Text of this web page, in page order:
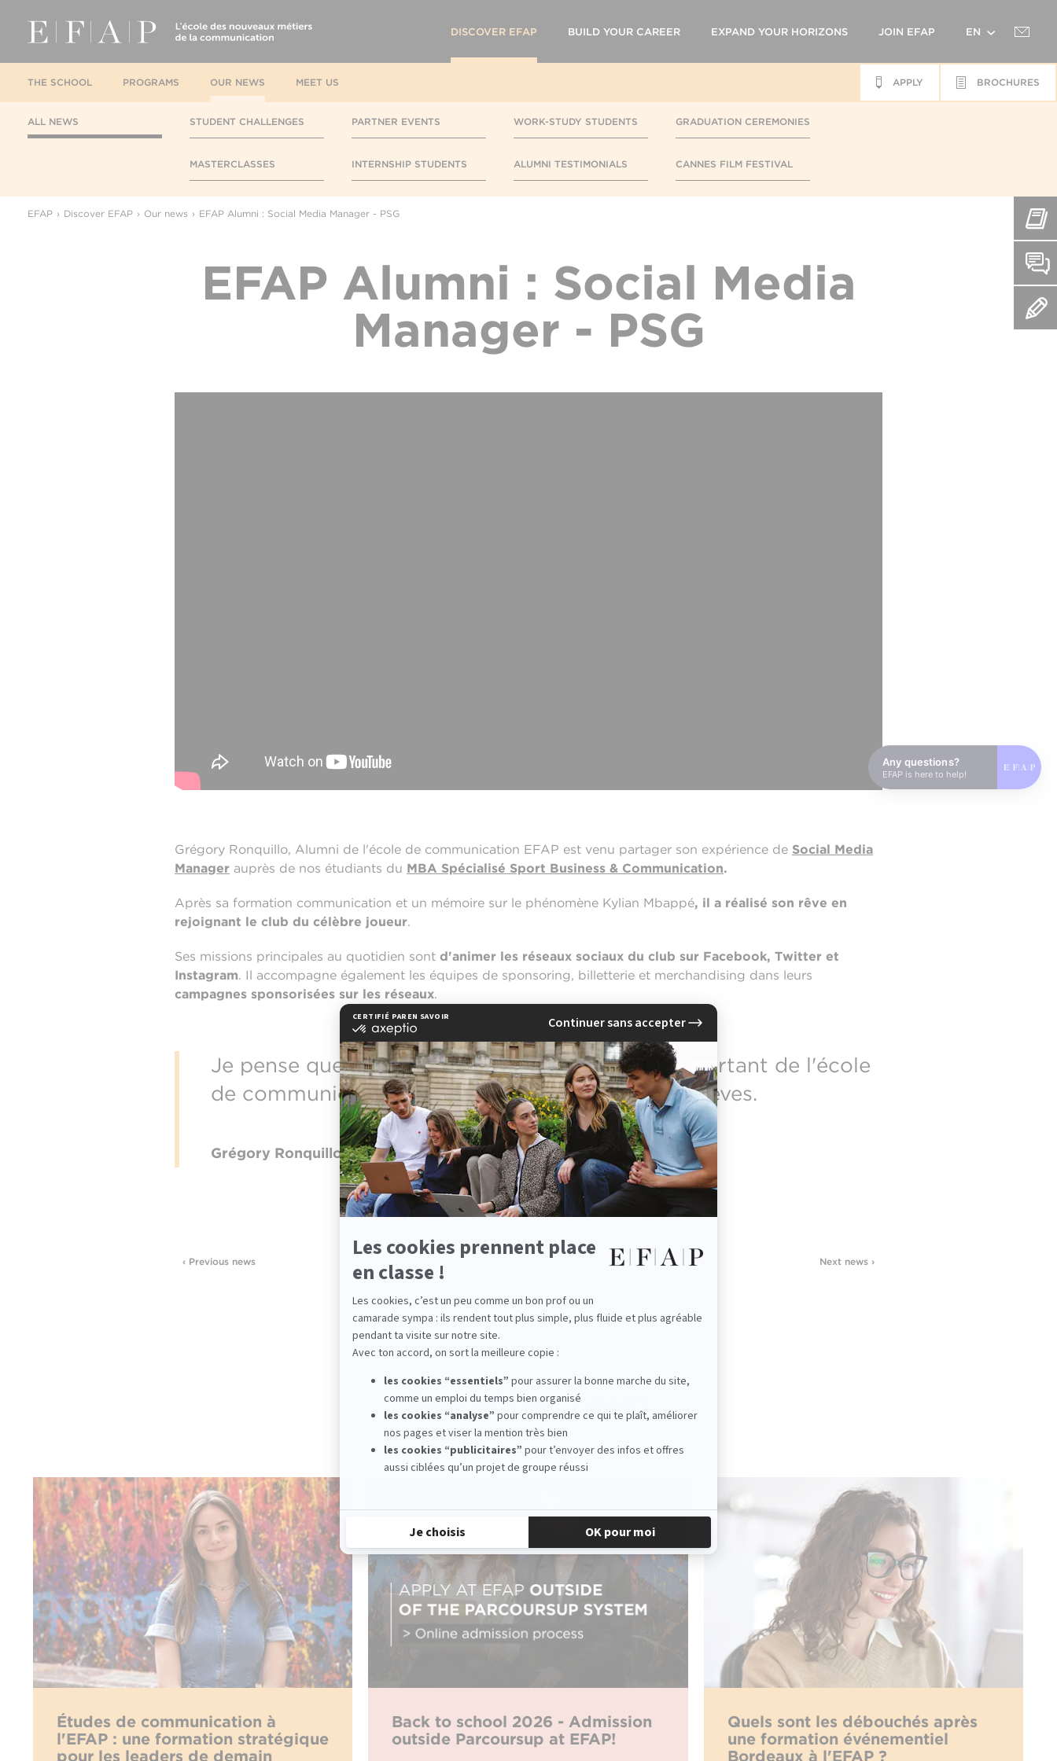
DISCOVER EFAP BUILD YOUR CAREER EXPAND YOUR HORIZONS JOIN EFAP EN
THE SCHOOL PROGRAMS OUR NEWS MEET US BROCHURES
APPLY
ALL NEWS STUDENT CHALLENGES
MASTERCLASSES
PARTNER EVENTS
INTERNSHIP STUDENTS
WORK-STUDY STUDENTS
ALUMNI TESTIMONIALS
GRADUATION CEREMONIES
CANNES FILM FESTIVAL
EFAP Discover EFAP Our news EFAP Alumni : Social Media Manager - PSG
EFAP Alumni : Social Media
Manager - PSG
Grégory Ronquillo, Alumni de l'école de communication EFAP est venu partager son expérience de Social Media
Manager auprès de nos étudiants du MBA Spécialisé Sport Business & Communication.
Après sa formation communication et un mémoire sur le phénomène Kylian Mbappé, il a réalisé son rêve en
rejoignant le club du célèbre joueur.
Ses missions principales au quotidien sont d'animer les réseaux sociaux du club sur Facebook, Twitter et
Instagram. Il accompagne également les équipes de sponsoring, billetterie et merchandising dans leurs
campagnes sponsorisées sur les réseaux.
Je pense que c'est important de montrer qu'en sortant de l'école
de communication EFAP on peut accomplir ses rêves.
Grégory Ronquillo
‹ Previous news Next news ›
See other news
Études de communication à
l'EFAP : une formation stratégique
pour les leaders de demain
Back to school 2026 - Admission
outside Parcoursup at EFAP!
Quels sont les débouchés après
une formation événementiel
Bordeaux à l'EFAP ?
Any questions?
EFAP is here to help!